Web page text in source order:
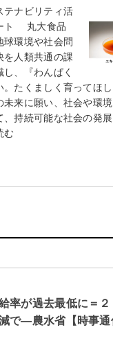
ナビリティ活
ト 丸大食品
球環境や社会問
を人類共通の課
し、『わんぱく
。たくましく育ってほ
未来に願い、社会や環
、持続可能な社会の発
む
率が過去最低に＝
で―農水省【時事通